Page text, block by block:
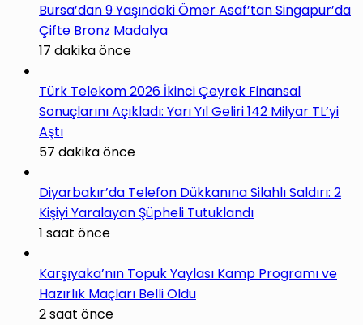
Bursa’dan 9 Yaşındaki Ömer Asaf’tan Singapur’da
Çifte Bronz Madalya
17 dakika önce
Türk Telekom 2026 İkinci Çeyrek Finansal
Sonuçlarını Açıkladı: Yarı Yıl Geliri 142 Milyar TL’yi
Aştı
57 dakika önce
Diyarbakır’da Telefon Dükkanına Silahlı Saldırı: 2
Kişiyi Yaralayan Şüpheli Tutuklandı
1 saat önce
Karşıyaka’nın Topuk Yaylası Kamp Programı ve
Hazırlık Maçları Belli Oldu
2 saat önce